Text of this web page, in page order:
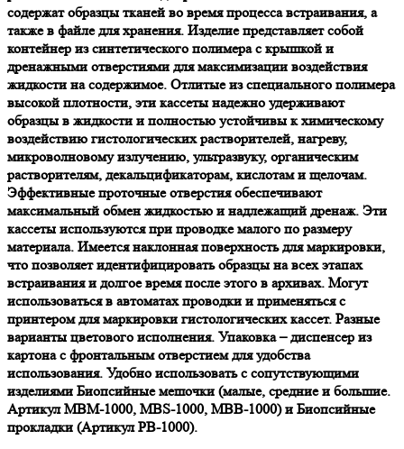
содержат образцы тканей во время процесса встраивания, а
также в файле для хранения. Изделие представляет собой
контейнер из синтетического полимера с крышкой и
дренажными отверстиями для максимизации воздействия
жидкости на содержимое. Отлитые из специального полимера
высокой плотности, эти кассеты надежно удерживают
образцы в жидкости и полностью устойчивы к химическому
воздействию гистологических растворителей, нагреву,
микроволновому излучению, ультразвуку, органическим
растворителям, декальцификаторам, кислотам и щелочам.
Эффективные проточные отверстия обеспечивают
максимальный обмен жидкостью и надлежащий дренаж. Эти
кассеты используются при проводке малого по размеру
материала. Имеется наклонная поверхность для маркировки,
что позволяет идентифицировать образцы на всех этапах
встраивания и долгое время после этого в архивах. Могут
использоваться в автоматах проводки и применяться с
принтером для маркировки гистологических кассет. Разные
варианты цветового исполнения. Упаковка – диспенсер из
картона с фронтальным отверстием для удобства
использования. Удобно использовать с сопутствующими
изделиями Биопсийные мешочки (малые, средние и большие.
Артикул MBM-1000, MBS-1000, MBB-1000) и Биопсийные
прокладки (Артикул PB-1000).